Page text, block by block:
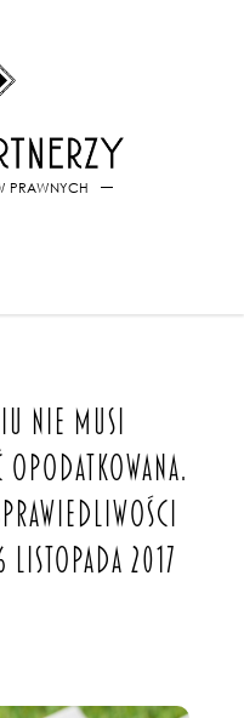
PRAWNYCH
NIE MUSI
OPODATKOWANA.
2017